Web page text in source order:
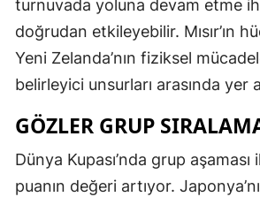
turnuvada yoluna devam etme
doğrudan etkileyebilir. Mısır’ın
Yeni Zelanda’nın fiziksel
belirleyici unsurları arasında yer
GÖZLER GRUP
Dünya Kupası’nda grup
puanın değeri artıyor.